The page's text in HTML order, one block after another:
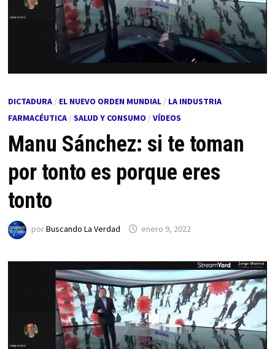
DICTADURA/ EL NUEVO ORDEN MUNDIAL/ LA INDUSTRIA
FARMACÉUTICA/ SALUD Y CONSUMO / VÍDEOS
Manu Sánchez: si te toman
por tonto es porque eres
tonto
porBuscando La Verdad enero 9, 2022